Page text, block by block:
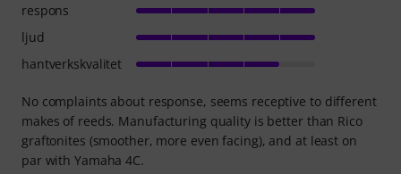
No complaints about response, seems receptive to different
makes of reeds. Manufacturing quality is better than Rico
graftonites (smoother, more even facing), and at least on
par with Yamaha 4C.
respons
ljud
hantverkskvalitet